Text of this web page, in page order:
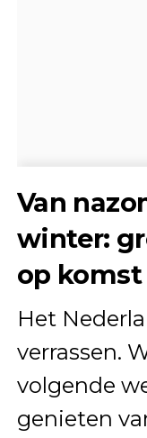
Van
winter:
op
Het
verrassen.
volgende
genieten